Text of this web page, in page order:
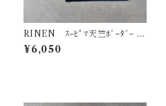
RINEN ｽｰﾋﾟﾏ天竺ﾎﾞｰﾀﾞｰ ﾌﾚ
ﾝﾁｽﾘｰﾌﾞ R19622
¥6,050